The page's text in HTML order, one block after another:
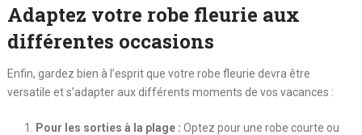
Adaptez votre robe fleurie aux
différentes occasions
Enfin, gardez bien à l’esprit que votre robe fleurie devra être
versatile et s’adapter aux différents moments de vos vacances :
Pour les sorties à la plage : Optez pour une robe courte ou